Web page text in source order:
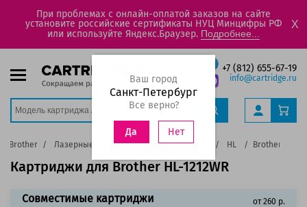
При проблемах с онлайн-оплатой заказов на сайте
установите российские сертификаты НУЦ Минцифры РФ
или используйте Яндекс.Браузер. Подробнее...
X
+7 (812) 655-67-19
info@cartridge.ru
Ваш город
Санкт-Петербург
Все верно?
Да Нет
Brother Лазерные черно-белые принтеры, МФУ HL Brother HL-
Картриджи для Brother HL-1212WR
Совместимые картриджи от 260 р.